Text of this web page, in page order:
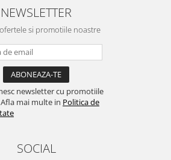
NEWSLETTER
si promotiile noastre
newsletter cu promotiile
mai multe in Politica de
SOCIAL